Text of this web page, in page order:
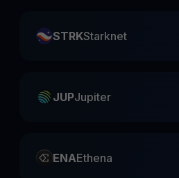
STRKStarknet
JUPJupiter
ENAEthena